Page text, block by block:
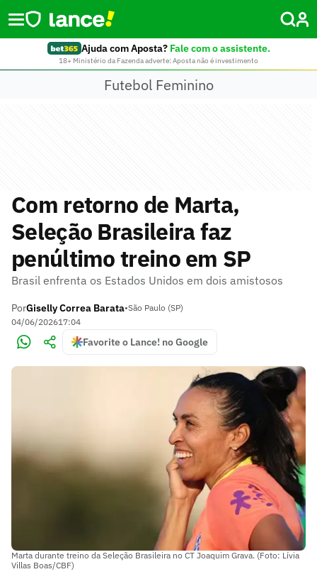
Ajuda com Aposta? Fale com o assistente.
18+ Ministério da Fazenda adverte: Aposta não é investimento
Futebol Feminino
Com retorno de Marta,
Seleção Brasileira faz
penúltimo treino em SP
Brasil enfrenta os Estados Unidos em dois amistosos
PorGiselly Correa Barata•São Paulo (SP)
04/06/202617:04
Favorite o Lance! no Google
Marta durante treino da Seleção Brasileira no CT Joaquim Grava. (Foto: Lívia
Villas Boas/CBF)